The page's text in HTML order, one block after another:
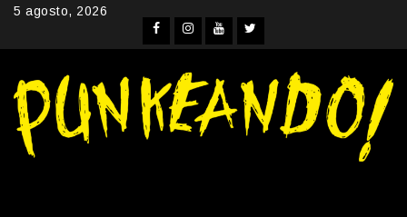
Skip5 agosto, 2026
Facebook
Instagram
YouTube
Twitter